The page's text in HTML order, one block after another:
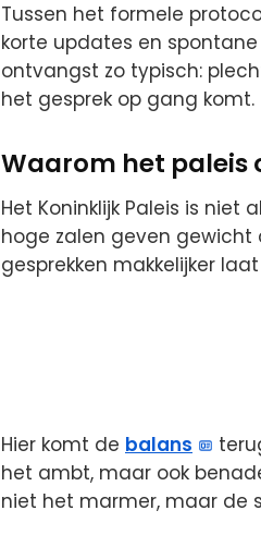
Tussen het formele
korte updates en spontane
ontvangst zo typisch:
het gesprek op gang komt.
Waarom het paleis
Het Koninklijk Paleis is
hoge zalen geven
gesprekken makkelijker
Hier komt de balans
het ambt, maar ook
niet het marmer, maar de